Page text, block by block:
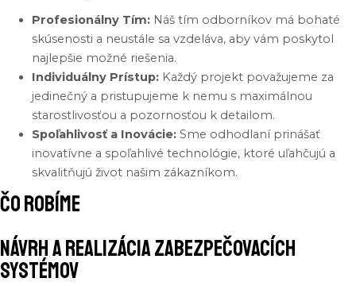
Profesionálny Tím: Náš tím odborníkov má bohaté
skúsenosti a neustále sa vzdeláva, aby vám poskytol
najlepšie možné riešenia.
Individuálny Prístup: Každý projekt považujeme za
jedinečný a pristupujeme k nemu s maximálnou
starostlivosťou a pozornosťou k detailom.
Spoľahlivosť a Inovácie: Sme odhodlaní prinášať
inovatívne a spoľahlivé technológie, ktoré uľahčujú a
skvalitňujú život našim zákazníkom.
čo robíme
Návrh a Realizácia Zabezpečovacích
Systémov